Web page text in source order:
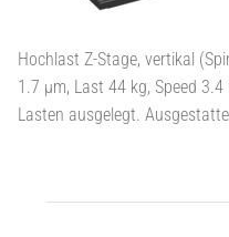
Hochlast Z-Stage, vertikal
1.7 µm, Last 44 kg, Speed
Lasten ausgelegt.